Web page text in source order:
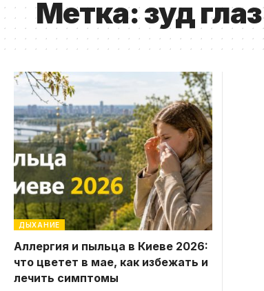
Метка:зуд глаз
ДЫХАНИЕ
Аллергия и пыльца в Киеве 2026:
что цветет в мае, как избежать и
лечить симптомы